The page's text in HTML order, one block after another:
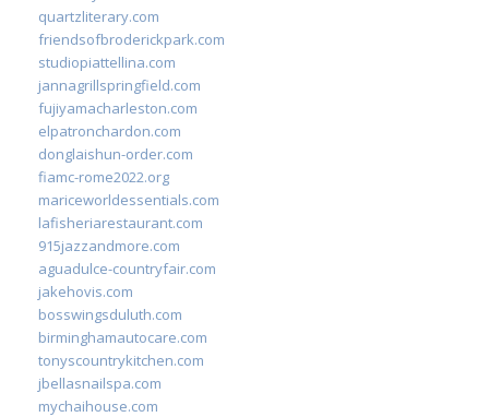
quartzliterary.com
friendsofbroderickpark.com
studiopiattellina.com
jannagrillspringfield.com
fujiyamacharleston.com
elpatronchardon.com
donglaishun-order.com
fiamc-rome2022.org
mariceworldessentials.com
lafisheriarestaurant.com
915jazzandmore.com
aguadulce-countryfair.com
jakehovis.com
bosswingsduluth.com
birminghamautocare.com
tonyscountrykitchen.com
jbellasnailspa.com
mychaihouse.com